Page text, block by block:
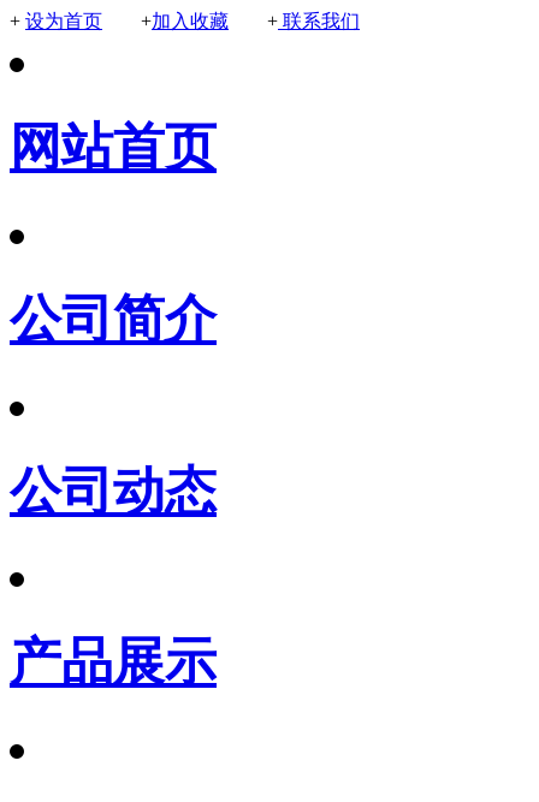
+ 设为首页 +加入收藏 + 联系我们
网站首页
公司简介
公司动态
产品展示